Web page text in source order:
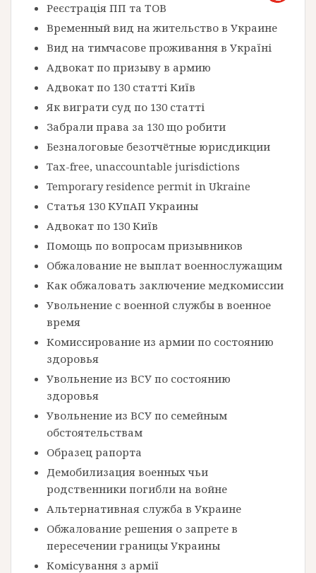
Реєстрація ПП та ТОВ
Временный вид на жительство в Украине
Вид на тимчасове проживання в Україні
Адвокат по призыву в армию
Адвокат по 130 статті Київ
Як виграти суд по 130 статті
Забрали права за 130 що робити
Безналоговые безотчётные юрисдикции
Tax-free, unaccountable jurisdictions
Temporary residence permit in Ukraine
Статья 130 КУпАП Украины
Адвокат по 130 Київ
Помощь по вопросам призывников
Обжалование не выплат военнослужащим
Как обжаловать заключение медкомиссии
Увольнение с военной службы в военное
время
Комиссирование из армии по состоянию
здоровья
Увольнение из ВСУ по состоянию
здоровья
Увольнение из ВСУ по семейным
обстоятельствам
Образец рапорта
Демобилизация военных чьи
родственники погибли на войне
Альтернативная служба в Украине
Обжалование решения о запрете в
пересечении границы Украины
Комісування з армії